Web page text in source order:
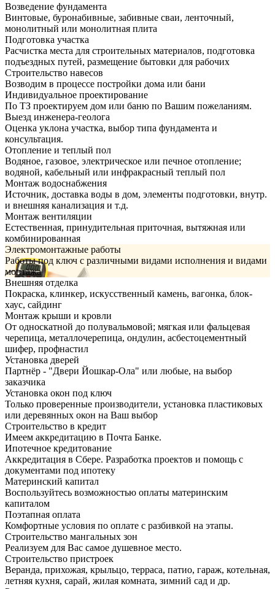
Возведение фундамента
Винтовые, буронабивные, забивные сваи, ленточный,
монолитный или монолитная плита
Подготовка участка
Расчистка места для строительных материалов, подготовка
подъездных путей, размещение бытовки для рабочих
Строительство навесов
Возводим в процессе постройки дома или бани
Индивидуальное проектирование
По ТЗ проектируем дом или баню по Вашим пожеланиям.
Выезд инженера-геолога
Оценка уклона участка, выбор типа фундамента и
консультация.
Отопление и теплый пол
Водяное, газовое, электрическое или печное отопление;
водяной, кабельный или инфракрасный теплый пол
Монтаж водоснабжения
Источник, доставка воды в дом, элементы подготовки, внутр.
и внешняя канализация и т.д.
Монтаж вентиляции
Естественная, принудительная приточная, вытяжная или
комбинированная
Электромонтажные работы
Работы под ключ с различными видами исполнения и видами
монтажа
Внешняя отделка
Покраска, клинкер, искусственный камень, вагонка, блок-
хаус, сайдинг
Монтаж крыши и кровли
От односкатной до полувальмовой; мягкая или фальцевая
черепица, металлочерепица, ондулин, асбестоцементный
шифер, профнастил
Установка дверей
Партнёр - "Двери Йошкар-Ола" или любые, на выбор
заказчика
Установка окон под ключ
Только проверенные производители, установка пластиковых
или деревянных окон на Ваш выбор
Строительство в кредит
Имеем аккредитацию в Почта Банке.
Ипотечное кредитование
Аккредитация в Сбере. Разработка проектов и помощь с
документами под ипотеку
Материнский капитал
Воспользуйтесь возможностью оплаты материнским
капиталом
Поэтапная оплата
Комфортные условия по оплате с разбивкой на этапы.
Строительство мангальных зон
Реализуем для Вас самое душевное место.
Строительство пристроек
Веранда, прихожая, крыльцо, терраса, патио, гараж, котельная,
летняя кухня, сарай, жилая комната, зимний сад и др.